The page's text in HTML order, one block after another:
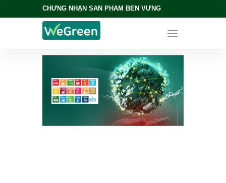
CHỨNG NHẬN SẢN PHẨM BỀN VỮNG